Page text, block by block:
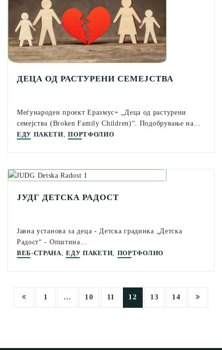
ДЕЦА ОД РАСТУРЕНИ СЕМЕЈСТВА
Меѓународен проект Еразмус+ „Деца од растурени
семејства (Broken Family Children)“. Подобрување на...
ЕДУ ПАКЕТИ ,ПОРТФОЛИО
ЈУДГ ДЕТСКА РАДОСТ
Јавна установа за деца - Детска градинка „Детска
Радост“ - Општина...
ВЕБ-СТРАНА ,ЕДУ ПАКЕТИ ПОРТФОЛИО
Posts
1 … 10 11 12 13 14